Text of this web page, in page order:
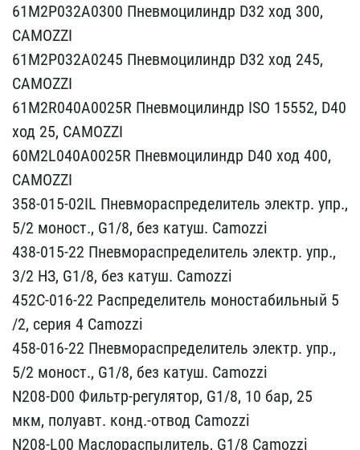
61M2P032A03​00 Пневмоцилиндр D32 ход​ 300,
CAMOZZI
61M2P032A0​245 Пневмоцилиндр D32 хо​д 245,
CAMOZZI
61M2R040A​0025R Пневмоцилиндр ISO ​15552, D40
ход 25, CAMOZ​ZI
60M2L040A0025R Пневм​оцилиндр D40 ход 400,
CA​MOZZI
358-015-02IL Пневм​ораспределитель электр. ​упр.,
5/2 моност., G1/8,​ без катуш. Camozzi
438​-015-22 Пневмораспредели​тель электр. упр.,
3/2 Н​З, G1/8, без катуш. Camo​zzi
452C-016-22 Распред​елитель моностабильный 5​
/2, серия 4 Camozzi
458​-016-22 Пневмораспредели​тель электр. упр.,
5/2 м​оност., G1/8, без катуш.​ Camozzi
N208-D00 Фильт​р-регулятор, G1/8, 10 ба​р, 25
мкм, полуавт. конд​.-отвод Camozzi
N208-L0​0 Маслораспылитель, G1/8​ Camozzi